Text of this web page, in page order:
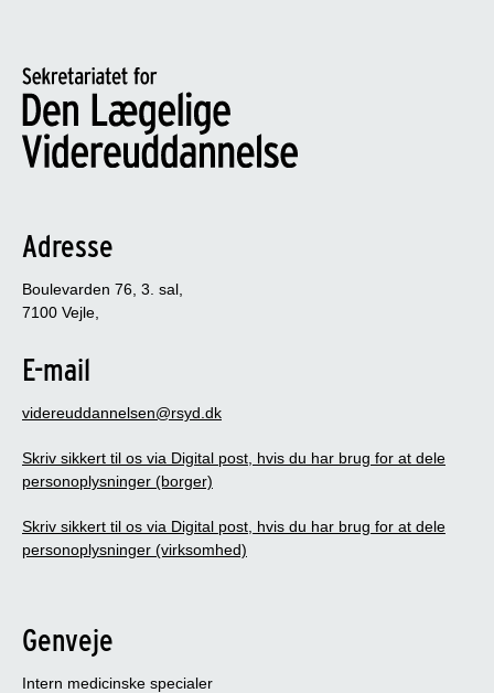
Adresse
Boulevarden 76, 3. sal,
7100 Vejle,
E-mail
videreuddannelsen@rsyd.dk
Skriv sikkert til os via Digital post, hvis du har brug for at dele
personoplysninger (borger)
Skriv sikkert til os via Digital post, hvis du har brug for at dele
personoplysninger (virksomhed)
Genveje
Intern medicinske specialer